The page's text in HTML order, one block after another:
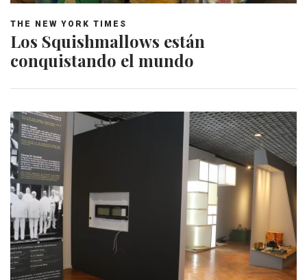
THE NEW YORK TIMES
Los Squishmallows están
conquistando el mundo